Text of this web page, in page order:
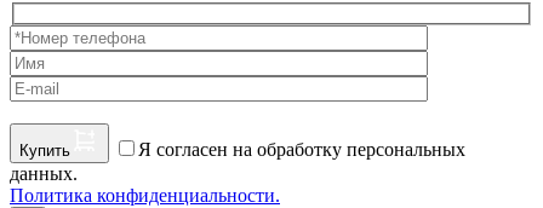
Купить
Я согласен на обработку персональных
данных.
Политика конфиденциальности.